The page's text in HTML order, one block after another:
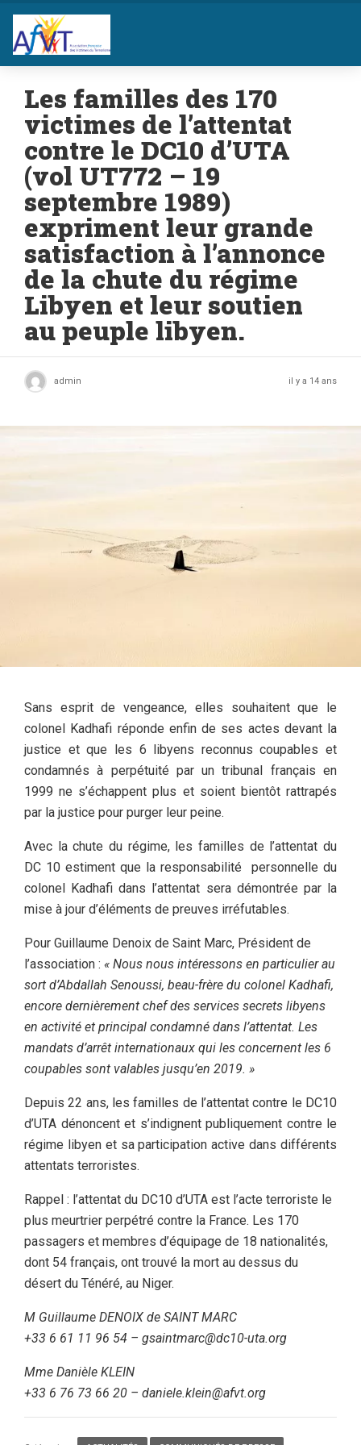
Les familles des 170
victimes de l’attentat
contre le DC10 d’UTA
(vol UT772 – 19
septembre 1989)
expriment leur grande
satisfaction à l’annonce
de la chute du régime
Libyen et leur soutien
au peuple libyen.
admin il y a 14 ans
Sans esprit de vengeance, elles souhaitent que le
colonel Kadhafi réponde enfin de ses actes devant la
justice et que les 6 libyens reconnus coupables et
condamnés à perpétuité par un tribunal français en
1999 ne s’échappent plus et soient bientôt rattrapés
par la justice pour purger leur peine.
Avec la chute du régime, les familles de l’attentat du
DC 10 estiment que la responsabilité personnelle du
colonel Kadhafi dans l’attentat sera démontrée par la
mise à jour d’éléments de preuves irréfutables.
Pour Guillaume Denoix de Saint Marc, Président de
l’association : « Nous nous intéressons en particulier au
sort d’Abdallah Senoussi, beau-frère du colonel Kadhafi,
encore dernièrement chef des services secrets libyens
en activité et principal condamné dans l’attentat. Les
mandats d’arrêt internationaux qui les concernent les 6
coupables sont valables jusqu’en 2019. »
Depuis 22 ans, les familles de l’attentat contre le DC10
d’UTA dénoncent et s’indignent publiquement contre le
régime libyen et sa participation active dans différents
attentats terroristes.
Rappel : l’attentat du DC10 d’UTA est l’acte terroriste le
plus meurtrier perpétré contre la France. Les 170
passagers et membres d’équipage de 18 nationalités,
dont 54 français, ont trouvé la mort au dessus du
désert du Ténéré, au Niger.
M Guillaume DENOIX de SAINT MARC
+33 6 61 11 96 54 – gsaintmarc@dc10-uta.org
Mme Danièle KLEIN
+33 6 76 73 66 20 – daniele.klein@afvt.org